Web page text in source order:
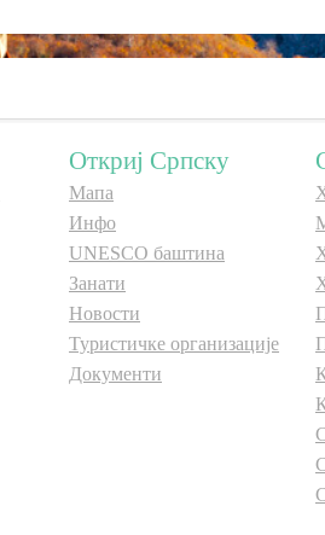
Откриј Српску
Мапа
Инфо
UNESCO баштина
Занати
Новости
Туристичке организације
Документи